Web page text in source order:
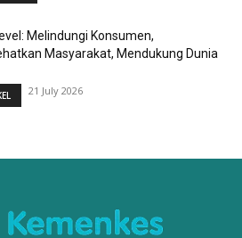
Melindungi Konsumen,
Masyarakat, Mendukung Dunia
21 July 2026